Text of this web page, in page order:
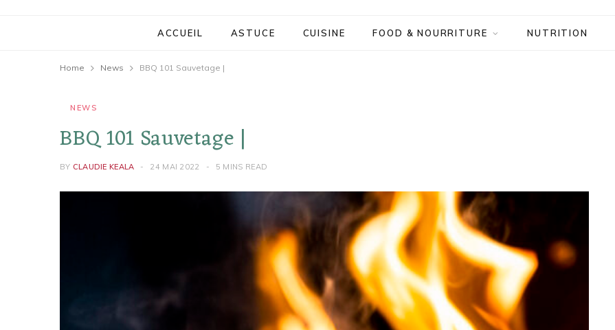
ACCUEIL ASTUCE CUISINE FOOD & NOURRITURE NUTRITION
Home News BBQ 101 Sauvetage |
NEWS
BBQ 101 Sauvetage |
BY CLAUDIE KEALA 24 MAI 2022 5 MINS READ